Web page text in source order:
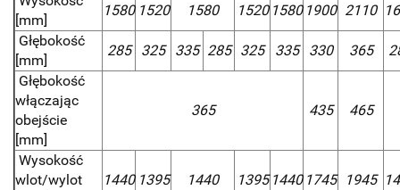
[mm]
1580 1520 1580 1520 1580 1900 2110
Głębokość
[mm]
285 325 335 285 325 335 330 365
Głębokość
włączając
obejście
[mm]
365 435 465
Wysokość
wlot/wylot
1440 1395 1440 1395 1440 1745 1945